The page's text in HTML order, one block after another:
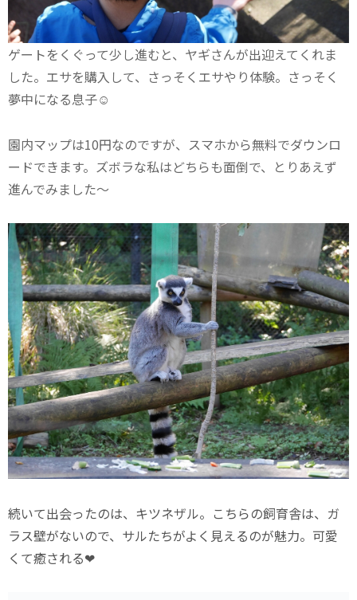
ゲートをくぐって少し進むと、ヤギさんが出迎えてくれま
した。エサを購入して、さっそくエサやり体験。さっそく
夢中になる息子☺
園内マップは10円なのですが、スマホから無料でダウンロ
ードできます。ズボラな私はどちらも面倒で、とりあえず
進んでみました～
続いて出会ったのは、キツネザル。こちらの飼育舎は、ガ
ラス壁がないので、サルたちがよく見えるのが魅力。可愛
くて癒される❤